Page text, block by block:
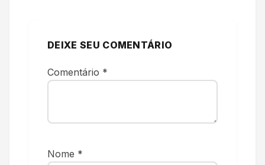
DEIXE SEU COMENTÁRIO
Comentário *
Nome *